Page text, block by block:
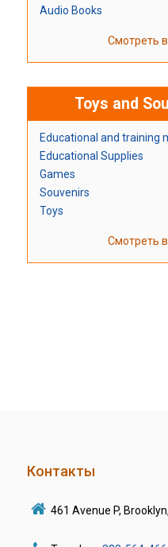
Audio Books
Смотреть
Toys and
Educational and training
Educational Supplies
Games
Souvenirs
Toys
Смотреть
Контакты
461 Avenue P,